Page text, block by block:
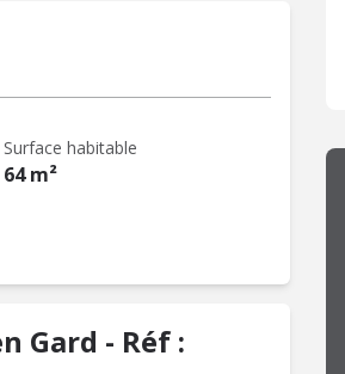
Surface habitable
64 m²
Gard - Réf :